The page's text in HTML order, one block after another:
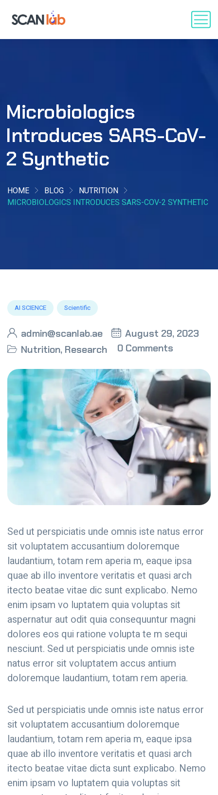
Microbiologics
Introduces SARS-CoV-
2 Synthetic
HOME BLOG
NUTRITION
MICROBIOLOGICS INTRODUCES SARS-COV-2 SYNTHETIC
AI SCIENCE Scientific
admin@scanlab.ae
August 29, 2023
Nutrition, Research 0 Comments
Sed ut perspiciatis unde omnis iste natus error
sit voluptatem accusantium doloremque
laudantium, totam rem aperia m, eaque ipsa
quae ab illo inventore veritatis et quasi arch
itecto beatae vitae dic sunt explicabo. Nemo
enim ipsam vo luptatem quia voluptas sit
aspernatur aut odit quia consequuntur magni
dolores eos qui ratione volupta te m sequi
nesciunt. Sed ut perspiciatis unde omnis iste
natus error sit voluptatem accus antium
doloremque laudantium, totam rem aperia.
Sed ut perspiciatis unde omnis iste natus error
sit voluptatem accusantium doloremque
laudantium, totam rem aperia m, eaque ipsa
quae ab illo inventore veritatis et quasi arch
itecto beatae vitae dicta sunt explicabo. Nemo
enim ipsam vo luptatem quia voluptas sit